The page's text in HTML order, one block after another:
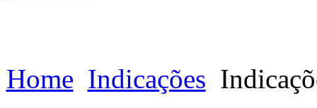
Home Indicações